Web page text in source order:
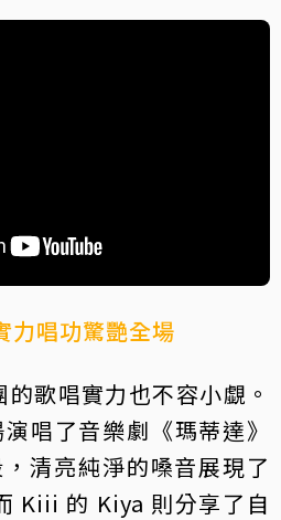
力唱功驚艷全場
歌唱實力也不容小覷。
唱了音樂劇《瑪蒂達》
清亮純淨的嗓音展現了
Kiii 的 Kiya 則分享了自